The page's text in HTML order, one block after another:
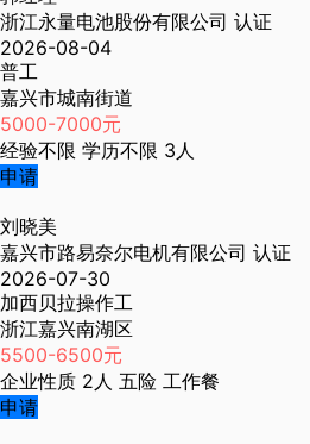
浙江永量电池股份有限公司 认证
2026-08-04
普工
嘉兴市城南街道
5000-7000元
经验不限 学历不限 3人
申请
刘晓美
嘉兴市路易奈尔电机有限公司 认证
2026-07-30
加西贝拉操作工
浙江嘉兴南湖区
5500-6500元
企业性质 2人 五险 工作餐
申请